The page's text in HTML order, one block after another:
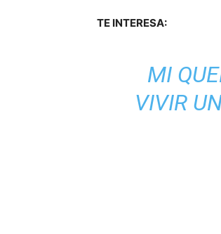
TE INTERESA:
MI
VIVIR